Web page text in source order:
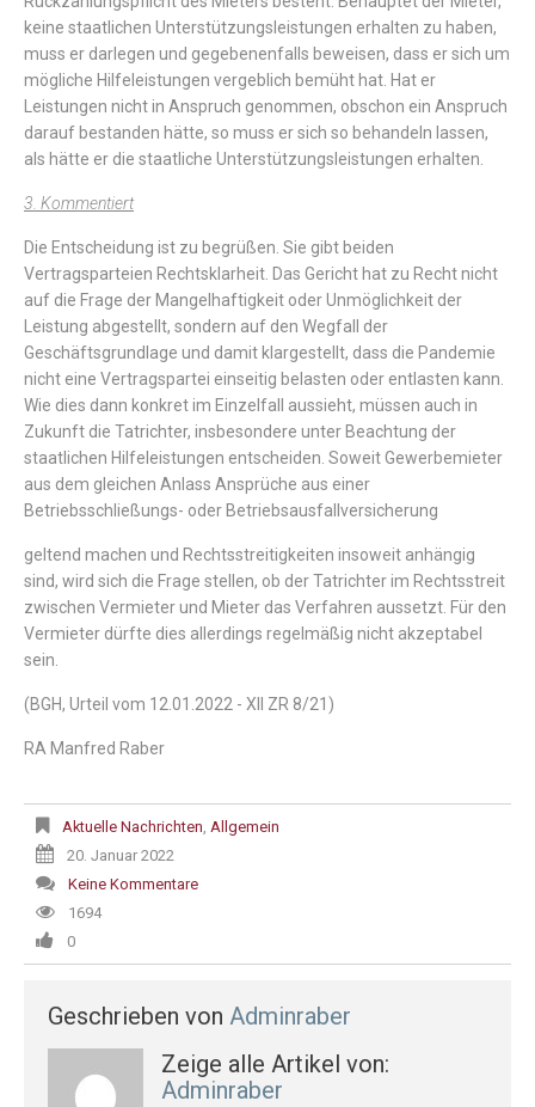
keine staatlichen Unterstützungsleistungen erhalten zu haben,
muss er darlegen und gegebenenfalls beweisen, dass ersich um
mögliche Hilfeleistungen vergeblich bemüht hat. Hat er
Leistungen nichtin Anspruch genommen, obschon ein Anspruch
darauf bestanden hätte, so muss ersich so behandeln lassen,
als hätte er die staatliche Unterstützungsleistungen erhalten.
3. Kommentiert
Die Entscheidung ist zu begrüßen. Sie gibt beiden
Vertragsparteien Rechtsklarheit. Das Gericht hat zu Rechtnicht
auf die Frage der Mangelhaftigkeit oderUnmöglichkeit der
Leistung abgestellt, sondern auf den Wegfall der
Geschäftsgrundlage und damit klargestellt, dass die Pandemie
nicht eine Vertragspartei einseitig belasten oder entlasten kann.
Wie dies dann konkretim Einzelfall aussieht, müssen auch in
Zukunft die Tatrichter, insbesondere unter Beachtung der
staatlichen Hilfeleistungen entscheiden. SoweitGewerbemieter
aus dem gleichen Anlass Ansprüche aus einer
Betriebsschließungs- oder Betriebsausfallversicherung
geltend machen und Rechtsstreitigkeiten insoweit anhängig
sind, wird sich die Frage stellen, ob derTatrichterim Rechtsstreit
zwischen Vermieterund Mieter das Verfahren aussetzt. Für den
Vermieter dürfte dies allerdings regelmäßig nicht akzeptabel
sein.
(BGH, Urteil vom 12.01.2022 - XII ZR 8/21 )
RA Manfred Raber
Aktuelle Nachrichten, Allgemein
20. Januar 2022
Keine Kommentare
1694
0
Geschrieben von Adminraber
Zeige alle Artikel von:
Adminraber